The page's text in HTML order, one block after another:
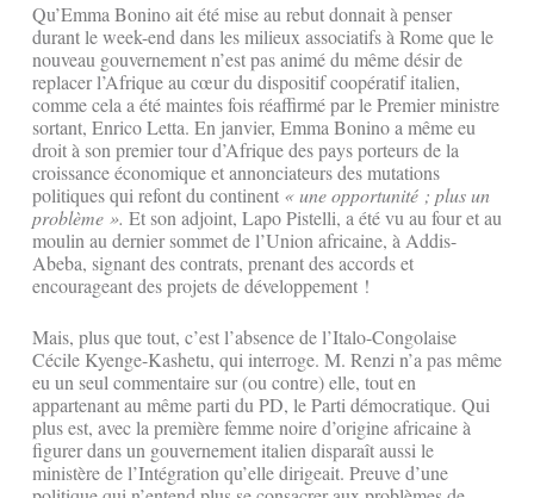
Qu’Emma Bonino ait été mise au rebut donnait à penser
durant le week-end dans les milieux associatifs à Rome que le
nouveau gouvernement n’est pas animé du même désir de
replacer l’Afrique au cœur du dispositif coopératif italien,
comme cela a été maintes fois réaffirmé par le Premier ministre
sortant, Enrico Letta. En janvier, Emma Bonino a même eu
droit à son premier tour d’Afrique des pays porteurs de la
croissance économique et annonciateurs des mutations
politiques qui refont du continent «une opportunité ; plus un
problème ». Et son adjoint, Lapo Pistelli, a été vu au four et au
moulin au dernier sommet de l’Union africaine, à Addis-
Abeba, signant des contrats, prenant des accords et
encourageant des projets de développement !
Mais, plus que tout, c’est l’absence de l’Italo-Congolaise
Cécile Kyenge-Kashetu, qui interroge. M. Renzi n’a pas même
eu un seul commentaire sur (ou contre) elle, tout en
appartenant au même parti du PD, le Parti démocratique. Qui
plus est, avec la première femme noire d’origine africaine à
figurer dans un gouvernement italien disparaît aussi le
ministère de l’Intégration qu’elle dirigeait. Preuve d’une